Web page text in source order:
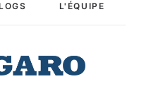
L'ÉQUIPE